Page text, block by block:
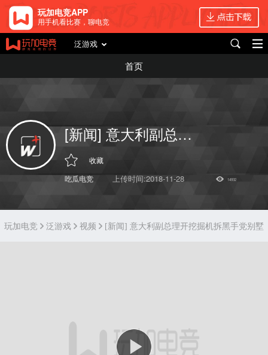
玩加电竞APP
用手机看比赛，聊电竞
泛游戏
首页
[新闻] 意大利副总理开挖掘机拆黑手党别墅
收藏
吃瓜电竞 上传时间:2018-11-28 14932
玩加电竞 泛游戏 视频 [新闻] 意大利副总理开挖掘机拆黑手党别墅